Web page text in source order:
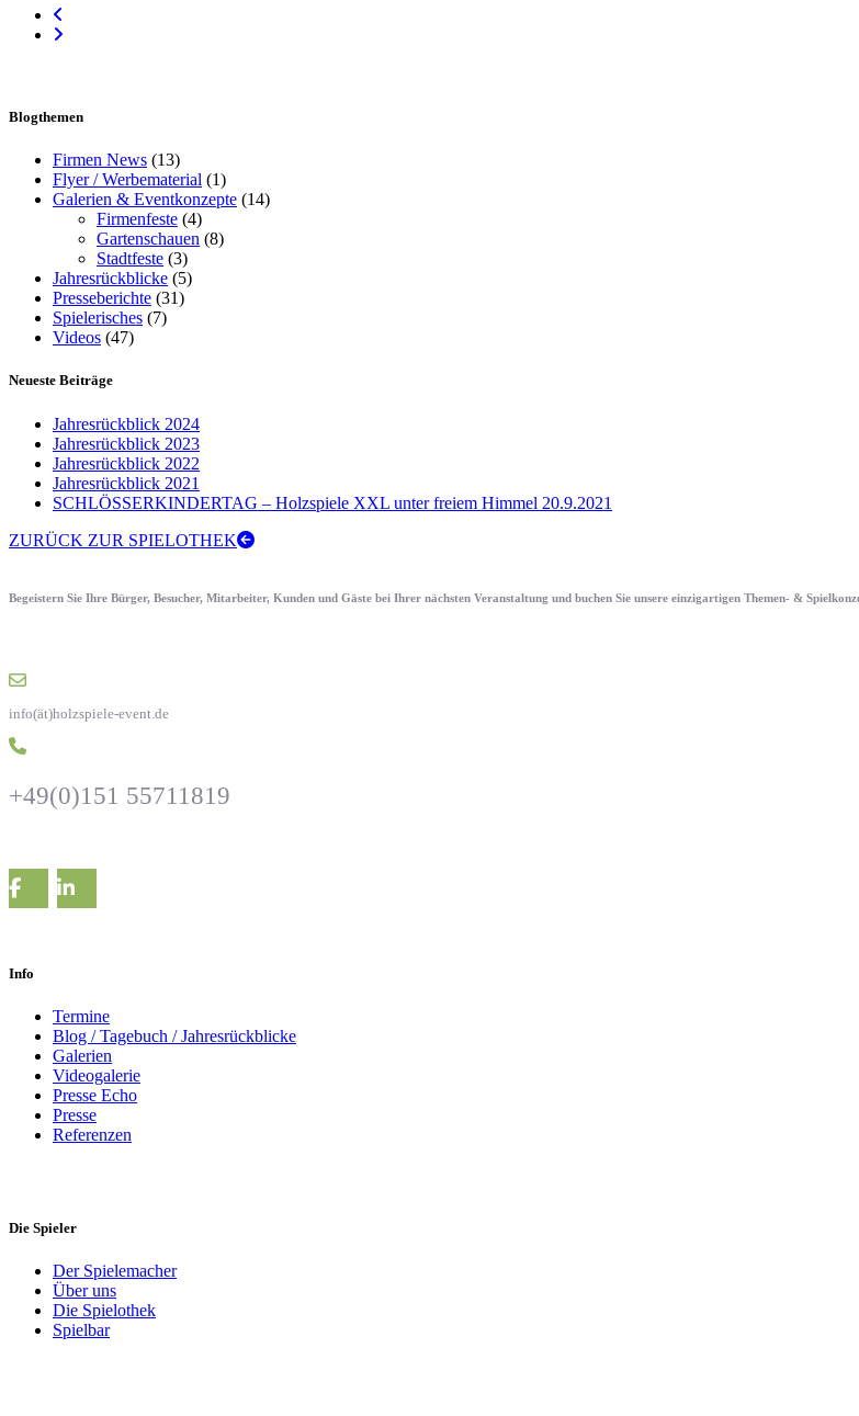
Blogthemen
Firmen News (13)
Flyer / Werbematerial (1)
Galerien & Eventkonzepte (14)
Firmenfeste (4)
Gartenschauen (8)
Stadtfeste (3)
Jahresrückblicke (5)
Presseberichte (31)
Spielerisches (7)
Videos (47)
Neueste Beiträge
Jahresrückblick 2024
Jahresrückblick 2023
Jahresrückblick 2022
Jahresrückblick 2021
SCHLÖSSERKINDERTAG – Holzspiele XXL unter freiem Himmel 20.9.2021
ZURÜCK ZUR SPIELOTHEK
Begeistern Sie Ihre Bürger, Besucher, Mitarbeiter, Kunden und Gäste bei Ihrer nächsten Veranstaltung und buchen Sie unsere einzigartigen Themen- &
info(ät)holzspiele-event.de
+49(0)151 55711819
Info
Termine
Blog / Tagebuch / Jahresrückblicke
Galerien
Videogalerie
Presse Echo
Presse
Referenzen
Die Spieler
Der Spielemacher
Über uns
Die Spielothek
Spielbar